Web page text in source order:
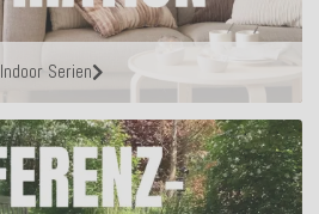
Indoor Serien